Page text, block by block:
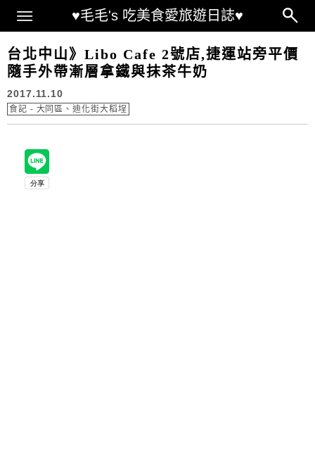
♥毛毛's 吃美食愛旅遊日誌♥
Main Menu
台北中山》Libo Cafe 2號店,捷運站旁平價
隨手外帶漸層拿鐵與抹茶牛奶
2017.11.10
食記 - 大同區、迪化街大稻埕